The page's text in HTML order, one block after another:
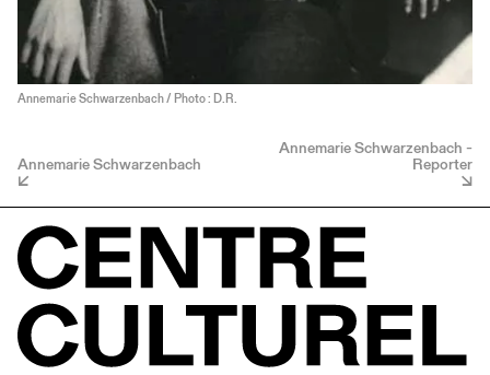
Annemarie Schwarzenbach / Photo : D.R.
Annemarie Schwarzenbach
Annemarie Schwarzenbach -
Reporter